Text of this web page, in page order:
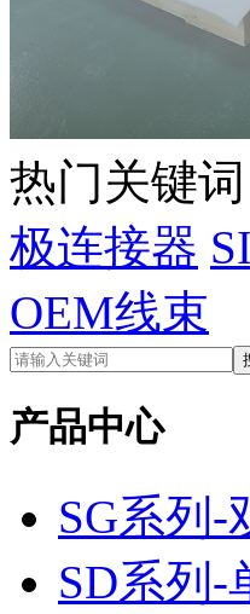
热门关键词
极连接器
OEM线束
产品中心
SG系列-
SD系列-